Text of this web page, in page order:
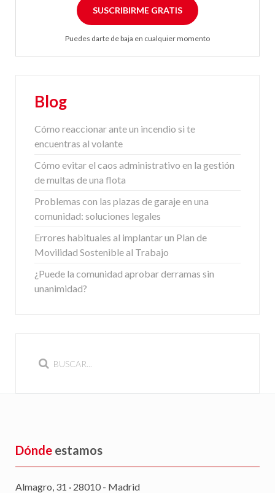
SUSCRIBIRME GRATIS
Puedes darte de baja en cualquier momento
Blog
Cómo reaccionar ante un incendio si te
encuentras al volante
Cómo evitar el caos administrativo en la gestión
de multas de una flota
Problemas con las plazas de garaje en una
comunidad: soluciones legales
Errores habituales al implantar un Plan de
Movilidad Sostenible al Trabajo
¿Puede la comunidad aprobar derramas sin
unanimidad?
Dónde estamos
Almagro, 31 · 28010 - Madrid